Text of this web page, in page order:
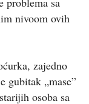
nivoom ovih
zajedno
gubitak „mase”
osoba sa